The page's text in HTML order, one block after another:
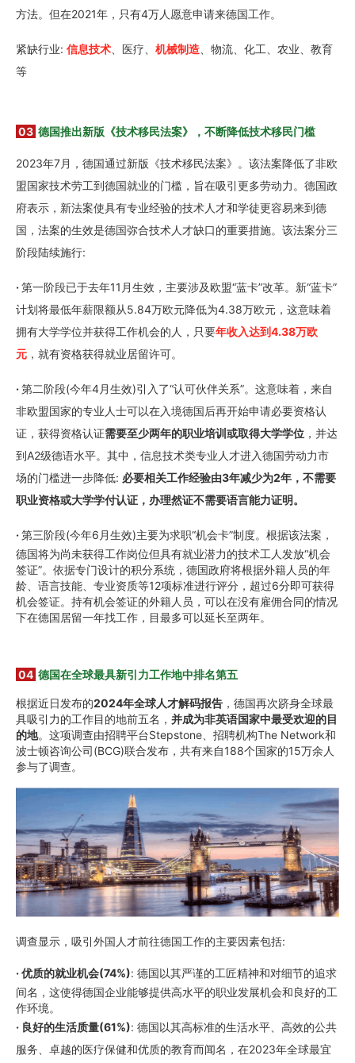
方法。但在2021年，只有4万人愿意申请来德国工作。
紧缺行业: 信息技术 、医疗、 机械制造 、物流、化工、农业、教育
等
03 德国推出新版《技术移民法案》，不断降低技术移民门槛
2023年7月，德国通过新版《技术移民法案》。该法案降低了非欧
盟国家技术劳工到德国就业的门槛，旨在吸引更多劳动力。德国政
府表示，新法案使具有专业经验的技术人才和学徒更容易来到德
国，法案的生效是德国弥合技术人才缺口的重要措施。该法案分三
阶段陆续施行:
·第一阶段已于去年11月生效，主要涉及欧盟“蓝卡”改革。新“蓝卡”
计划将最低年薪限额从5.84万欧元降低为4.38万欧元，这意味着
拥有大学学位并获得工作机会的人，只要年收入达到4.38万欧
元 ，就有资格获得就业居留许可。
·第二阶段(今年4月生效)引入了“认可伙伴关系”。这意味着，来自
非欧盟国家的专业人士可以在入境德国后再开始申请必要资格认
证，获得资格认证需要至少两年的职业培训或取得大学学位 ，并达
到A2级德语水平。其中，信息技术类专业人才进入德国劳动力市
场的门槛进一步降低: 必要相关工作经验由3年减少为2年，不需要
职业资格或大学学付认证，办理然证不需要语言能力证明。
·第三阶段(今年6月生效)主要为求职“机会卡”制度。根据该法案，
德国将为尚未获得工作岗位但具有就业潜力的技术工人发放“机会
签证”。依据专门设计的积分系统，德国政府将根据外籍人员的年
龄、语言技能、专业资质等12项标准进行评分，超过6分即可获得
机会签证。持有机会签证的外籍人员，可以在没有雇佣合同的情况
下在德国居留一年找工作，目最多可以延长至两年。
04 德国在全球最具新引力工作地中排名第五
根据近日发布的2024年全球人才解码报告 ，德国再次跻身全球最
具吸引力的工作目的地前五名， 并成为非英语国家中最受欢迎的目
的地。这项调查由招聘平台Stepstone、招聘机构The Network和
波士顿咨询公司(BCG)联合发布，共有来自188个国家的15万余人
参与了调查。
调查显示，吸引外国人才前往德国工作的主要因素包括:
·优质的就业机会(74%): 德国以其严谨的工匠精神和对细节的追求
间名，这使得德国企业能够提供高水平的职业发展机会和良好的工
作环境。
· 良好的生活质量(61%): 德国以其高标准的生活水平、高效的公共
服务、卓越的医疗保健和优质的教育而闻名，在2023年全球最宜